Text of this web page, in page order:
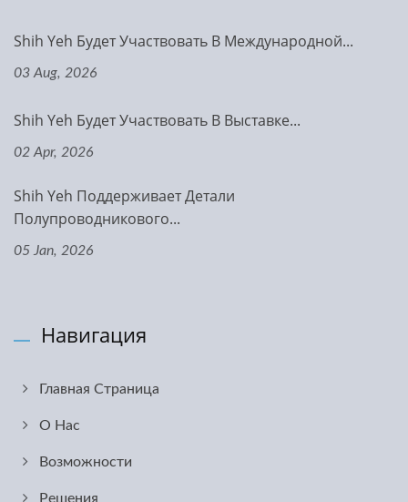
Shih Yeh Будет Участвовать В Международной...
03 Aug, 2026
Shih Yeh Будет Участвовать В Выставке...
02 Apr, 2026
Shih Yeh Поддерживает Детали
Полупроводникового...
05 Jan, 2026
Навигация
Главная Страница
О Нас
Возможности
Решения